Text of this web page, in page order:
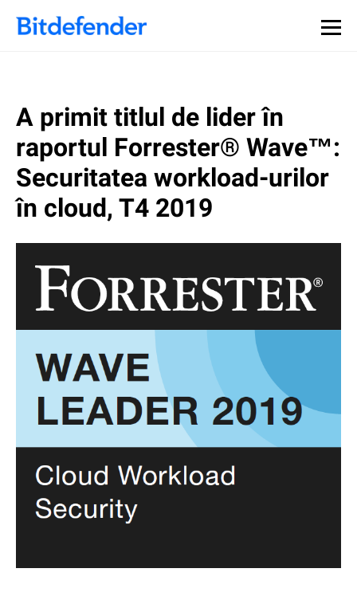
A primit titlul de lider în
raportul Forrester® Wave™:
Securitatea workload-urilor
în cloud, T4 2019